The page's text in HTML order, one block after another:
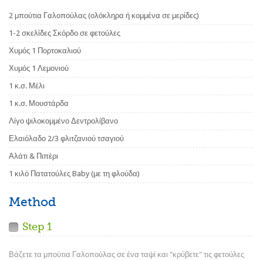
2 μπούτια Γαλοπούλας (ολόκληρα ή κομμένα σε μερίδες)
1-2 σκελίδες Σκόρδο σε φετούλες
Χυμός 1 Πορτοκαλιού
Χυμός 1 Λεμονιού
1 κ.σ. Μέλι
1 κ.σ. Μουστάρδα
Λίγο ψιλοκομμένο Δεντρολίβανο
Ελαιόλαδο 2/3 φλιτζανιού τσαγιού
Αλάτι & Πιπέρι
1 κιλό Πατατούλες Baby (με τη φλούδα)
Method
Step 1
Βάζετε τα μπούτια Γαλοπούλας σε ένα ταψί και "κρύβετε" τις φετούλες